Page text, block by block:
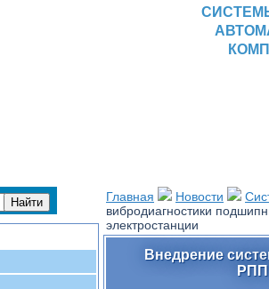
Главная Новости
вибродиагностики
электростанции
Внедрение
РПП